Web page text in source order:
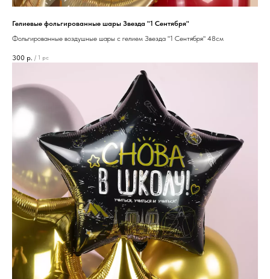
Гелиевые фольгированные шары Звезда "1 Сентября"
Фольгированные воздушные шары с гелием Звезда "1 Сентября" 48см
300 р. / 1 pc